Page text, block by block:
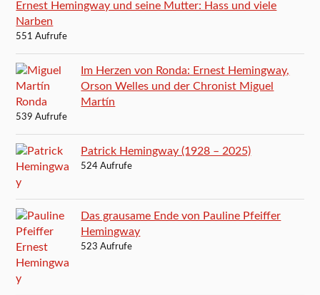
Ernest Hemingway und seine Mutter: Hass und viele
Narben
551 Aufrufe
Im Herzen von Ronda: Ernest Hemingway,
Orson Welles und der Chronist Miguel
Martín
539 Aufrufe
Patrick Hemingway (1928 – 2025)
524 Aufrufe
Das grausame Ende von Pauline Pfeiffer
Hemingway
523 Aufrufe